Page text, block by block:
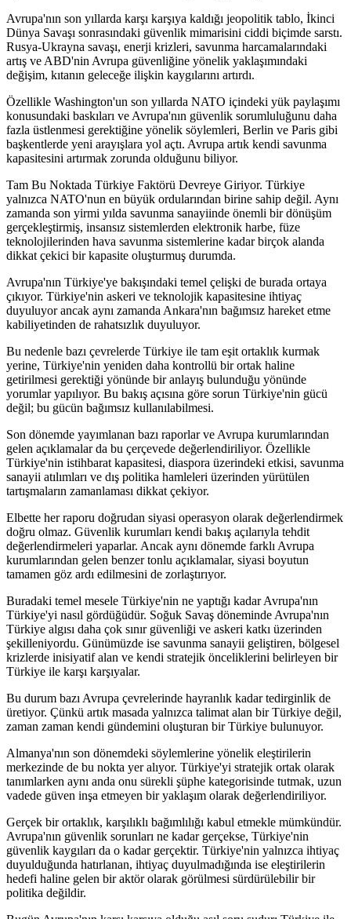
Avrupa'nın son yıllarda karşı karşıya kaldığı jeopolitik tablo, İkinci
Dünya Savaşı sonrasındaki güvenlik mimarisini ciddi biçimde sarstı.
Rusya-Ukrayna savaşı, enerji krizleri, savunma harcamalarındaki
artış ve ABD'nin Avrupa güvenliğine yönelik yaklaşımındaki
değişim, kıtanın geleceğe ilişkin kaygılarını artırdı.
Özellikle Washington'un son yıllarda NATO içindeki yük paylaşımı
konusundaki baskıları ve Avrupa'nın güvenlik sorumluluğunu daha
fazla üstlenmesi gerektiğine yönelik söylemleri, Berlin ve Paris gibi
başkentlerde yeni arayışlara yol açtı. Avrupa artık kendi savunma
kapasitesini artırmak zorunda olduğunu biliyor.
Tam Bu Noktada Türkiye Faktörü Devreye Giriyor. Türkiye
yalnızca NATO'nun en büyük ordularından birine sahip değil. Aynı
zamanda son yirmi yılda savunma sanayiinde önemli bir dönüşüm
gerçekleştirmiş, insansız sistemlerden elektronik harbe, füze
teknolojilerinden hava savunma sistemlerine kadar birçok alanda
dikkat çekici bir kapasite oluşturmuş durumda.
Avrupa'nın Türkiye'ye bakışındaki temel çelişki de burada ortaya
çıkıyor. Türkiye'nin askeri ve teknolojik kapasitesine ihtiyaç
duyuluyor ancak aynı zamanda Ankara'nın bağımsız hareket etme
kabiliyetinden de rahatsızlık duyuluyor.
Bu nedenle bazı çevrelerde Türkiye ile tam eşit ortaklık kurmak
yerine, Türkiye'nin yeniden daha kontrollü bir ortak haline
getirilmesi gerektiği yönünde bir anlayış bulunduğu yönünde
yorumlar yapılıyor. Bu bakış açısına göre sorun Türkiye'nin gücü
değil; bu gücün bağımsız kullanılabilmesi.
Son dönemde yayımlanan bazı raporlar ve Avrupa kurumlarından
gelen açıklamalar da bu çerçevede değerlendiriliyor. Özellikle
Türkiye'nin istihbarat kapasitesi, diaspora üzerindeki etkisi, savunma
sanayii atılımları ve dış politika hamleleri üzerinden yürütülen
tartışmaların zamanlaması dikkat çekiyor.
Elbette her raporu doğrudan siyasi operasyon olarak değerlendirmek
doğru olmaz. Güvenlik kurumları kendi bakış açılarıyla tehdit
değerlendirmeleri yaparlar. Ancak aynı dönemde farklı Avrupa
kurumlarından gelen benzer tonlu açıklamalar, siyasi boyutun
tamamen göz ardı edilmesini de zorlaştırıyor.
Buradaki temel mesele Türkiye'nin ne yaptığı kadar Avrupa'nın
Türkiye'yi nasıl gördüğüdür. Soğuk Savaş döneminde Avrupa'nın
Türkiye algısı daha çok sınır güvenliği ve askeri katkı üzerinden
şekilleniyordu. Günümüzde ise savunma sanayii geliştiren, bölgesel
krizlerde inisiyatif alan ve kendi stratejik önceliklerini belirleyen bir
Türkiye ile karşı karşıyalar.
Bu durum bazı Avrupa çevrelerinde hayranlık kadar tedirginlik de
üretiyor. Çünkü artık masada yalnızca talimat alan bir Türkiye değil,
zaman zaman kendi gündemini oluşturan bir Türkiye bulunuyor.
Almanya'nın son dönemdeki söylemlerine yönelik eleştirilerin
merkezinde de bu nokta yer alıyor. Türkiye'yi stratejik ortak olarak
tanımlarken aynı anda onu sürekli şüphe kategorisinde tutmak, uzun
vadede güven inşa etmeyen bir yaklaşım olarak değerlendiriliyor.
Gerçek bir ortaklık, karşılıklı bağımlılığı kabul etmekle mümkündür.
Avrupa'nın güvenlik sorunları ne kadar gerçekse, Türkiye'nin
güvenlik kaygıları da o kadar gerçektir. Türkiye'nin yalnızca ihtiyaç
duyulduğunda hatırlanan, ihtiyaç duyulmadığında ise eleştirilerin
hedefi haline gelen bir aktör olarak görülmesi sürdürülebilir bir
politika değildir.